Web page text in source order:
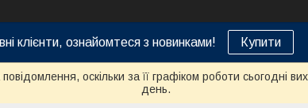
клієнти, ознайомтеся з новинками! Купити
оскільки за її графіком роботи сьогодні
день.